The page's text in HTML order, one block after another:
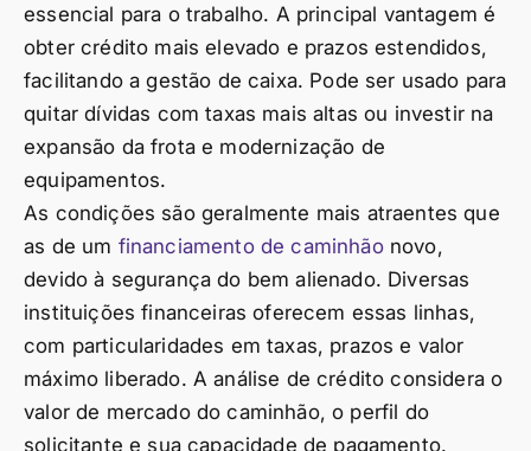
essencial para o trabalho. A principal vantagem é
obter crédito mais elevado e prazos estendidos,
facilitando a gestão de caixa. Pode ser usado para
quitar dívidas com taxas mais altas ou investir na
expansão da frota e modernização de
equipamentos.
As condições são geralmente mais atraentes que
as de um financiamento de caminhãonovo,
devido à segurança do bem alienado. Diversas
instituições financeiras oferecem essas linhas,
com particularidades em taxas, prazos e valor
máximo liberado. A análise de crédito considera o
valor de mercado do caminhão, o perfil do
solicitante e sua capacidade de pagamento.